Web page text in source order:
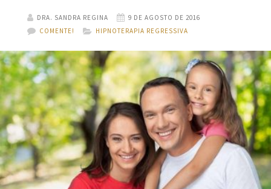
DRA. SANDRA REGINA
9 DE AGOSTO DE 2016
COMENTE!
HIPNOTERAPIA REGRESSIVA